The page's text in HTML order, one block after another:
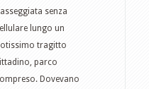
senza
lungo un
tragitto
parco
Dovevano